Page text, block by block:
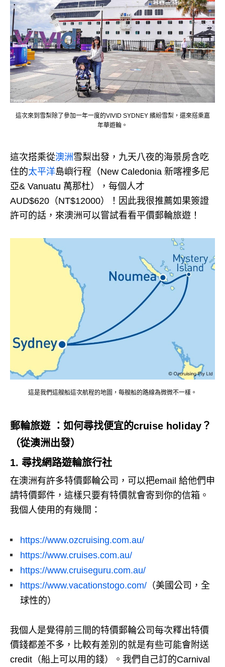
這次來到雪梨除了參加一年一度的VIVID SYDNEY 繽紛雪梨，還來搭乘嘉
年華遊輪。
這次搭乘從澳洲 雪梨出發，九天八夜的海景房含吃
住的太平洋島嶼行程（New Caledonia 新喀裡多尼
亞& Vanuatu 萬那杜），每個人才
AUD$620（NT$12000）！ 因此我很推薦如果簽證
許可的話，來澳洲可以嘗試看看平價郵輪旅遊！
這是我們這艘船這次航程的地圖，每艘船的路線為微微不一樣。
郵輪旅遊 ： 如何尋找便宜的cruise holiday？
（從澳洲出發）
1. 尋找網路遊輪旅行社
在澳洲有許多特價郵輪公司，可以把email 給他們申
請特價郵件，這樣只要有特價就會寄到你的信箱。
我個人使用的有幾間：
https://www.ozcruising.com.au/
https://www.cruises.com.au/
https://www.cruiseguru.com.au/
https://www.vacationstogo.com/ （美國公司，全
球性的）
我個人是覺得前三間的特價郵輪公司每次釋出特價
價錢都差不多，比較有差別的就是有些可能會附送
credit（船上可以用的錢）。 我們自己訂的Carnival